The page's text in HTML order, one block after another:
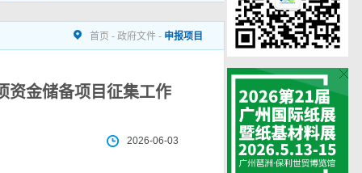
首页 - 政府文件 - 申报项目
资金储备项目征集工作
2026-06-03